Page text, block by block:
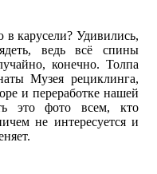
карусели? Удивились,
ведь всё спины
конечно. Толпа
Музея рециклинга,
и переработке нашей
это фото всем, кто
не интересуется и